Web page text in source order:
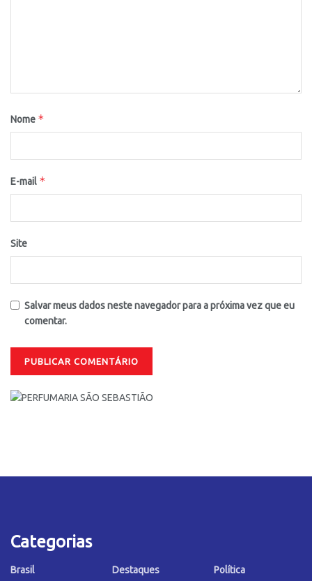
Nome *
E-mail *
Site
Salvar meus dados neste navegador para a próxima vez que eu
comentar.
Categorias
Brasil Destaques Política